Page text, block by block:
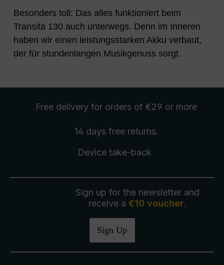
Besonders toll: Das alles funktioniert beim
Transita 130 auch unterwegs. Denn im Inneren
haben wir einen leistungsstarken Akku verbaut,
der für stundenlangen Musikgenuss sorgt.
Free delivery for orders of €29 or more
14 days free returns.
Device take-back
Sign up for the newsletter and
receive a €10 voucher.
Sign Up